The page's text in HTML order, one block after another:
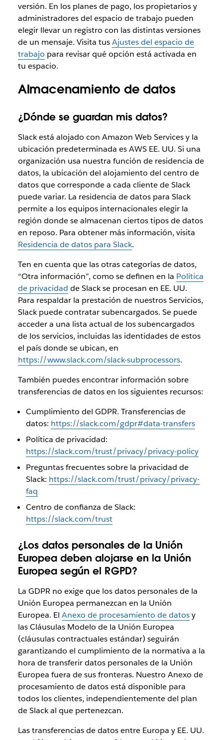
versión. En los planes de pago, los propietarios y
administradores del espacio de trabajo pueden
elegir llevar un registro con las distintas versiones
de un mensaje. Visita tusAjustes del espacio de
trabajo para revisar qué opción está activada en
tu espacio.
Almacenamiento de datos
¿Dónde se guardan mis datos?
Slack está alojado con Amazon Web Services y la
ubicación predeterminada es AWS EE. UU. Si una
organización usa nuestra función de residencia de
datos, la ubicación del alojamiento del centro de
datos que corresponde a cada cliente de Slack
puede variar. La residencia de datos para Slack
permite a los equipos internacionales elegir la
región donde se almacenan ciertos tipos de datos
en reposo. Para obtener más información, visita
Residencia de datos para Slack.
Ten en cuenta que las otras categorías de datos,
“Otra información”, como se definen en la Política
de privacidad de Slack se procesan en EE. UU.
Para respaldar la prestación de nuestros Servicios,
Slack puede contratar subencargados. Se puede
acceder a una lista actual de los subencargados
de los servicios, incluidas las identidades de estos
el país donde se ubican, en
https://www.slack.com/slack-subprocessors.
También puedes encontrar información sobre
transferencias de datos en los siguientes recursos:
Cumplimiento del GDPR. Transferencias de
datos: https://slack.com/gdpr#data-transfers
Política de privacidad:
https://slack.com/trust/privacy/privacy-policy
Preguntas frecuentes sobre la privacidad de
Slack: https://slack.com/trust/privacy/privacy-
faq
Centro de confianza de Slack:
https://slack.com/trust
¿Los datos personales de la Unión
Europea deben alojarse en la Unión
Europea según el RGPD?
La GDPR no exige que los datos personales de la
Unión Europea permanezcan en la Unión
Europea. El Anexo de procesamiento de datosy
las Cláusulas Modelo de la Unión Europea
(cláusulas contractuales estándar) seguirán
garantizando el cumplimiento de la normativa a la
hora de transferir datos personales de la Unión
Europea fuera de sus fronteras. Nuestro Anexo de
procesamiento de datos está disponible para
todos los clientes, independientemente del plan
de Slack al que pertenezcan.
Las transferencias de datos entre Europa y EE. UU.